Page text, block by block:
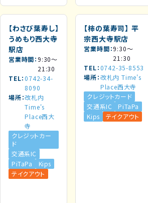
【わさび葉寿し】
うめもり西大寺
駅店
営業時間 9:30～
21:30
TEL 0742-34-
8090
場所 改札内
Time's
Place西大
寺
クレジットカー
ド
交通系IC
PiTaPa
Kips
テイクアウト
【柿の葉寿司】 平
宗西大寺駅店
営業時間 9:30～
21:30
TEL 0742-35-8553
場所 改札内 Time's
Place西大寺
クレジットカード
交通系IC
PiTaPa
Kips
テイクアウト